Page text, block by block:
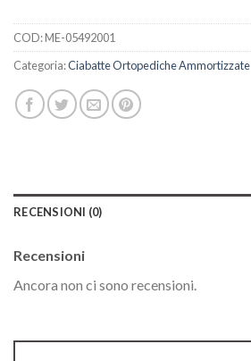
COD:ME-05492001
Categoria:Ciabatte Ortopediche Ammortizzate
RECENSIONI (0)
Recensioni
Ancora non ci sono recensioni.